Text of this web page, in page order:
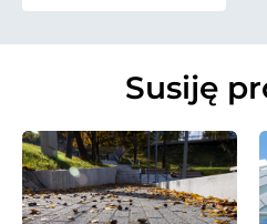
Susiję